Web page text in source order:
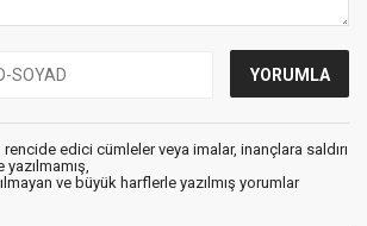
edici cümleler veya imalar, inançlara saldırı
ve büyük harflerle yazılmış yorumlar